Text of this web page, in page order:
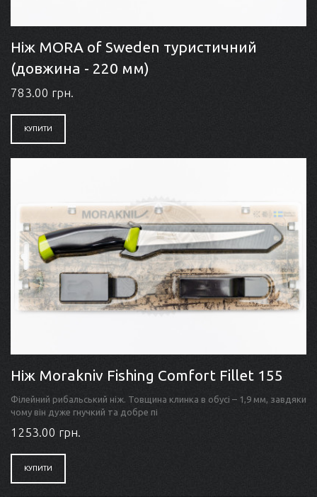
Ніж MORA of Sweden туристичний
(довжина - 220 мм)
783.00 грн.
КУПИТИ
Ніж Morakniv Fishing Comfort Fillet 155
Філейний рибальський ніж. Товщина клинка в обусі – 1,9 мм, завдяки
чому він дуже гнучкий та добре пі
1253.00 грн.
КУПИТИ